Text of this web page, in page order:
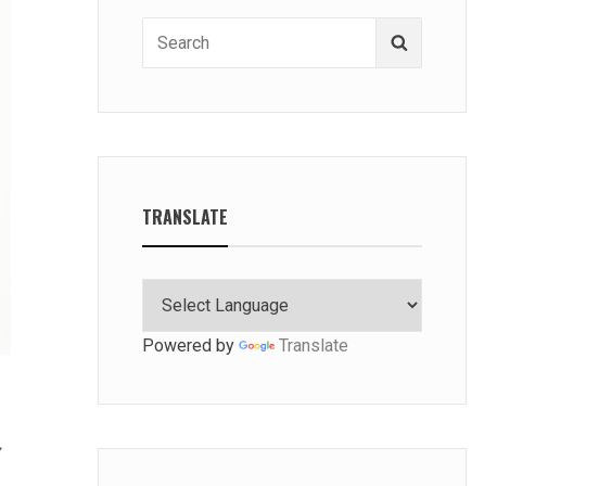
TRANSLATE
Powered by Translate